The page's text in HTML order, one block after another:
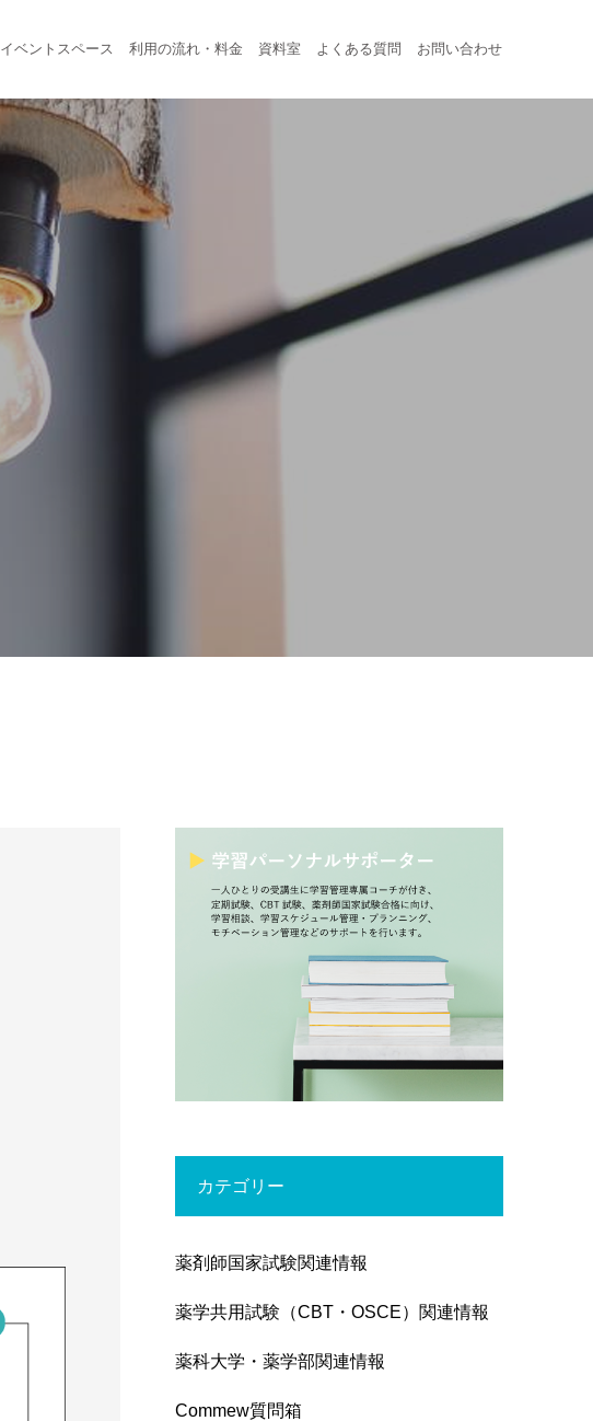
イベントスペース 利用の流れ・料金 資料室 よくある質問 お問い合わせ
カテゴリー
薬剤師国家試験関連情報
薬学共用試験（CBT・OSCE）関連情報
薬科大学・薬学部関連情報
Commew質問箱